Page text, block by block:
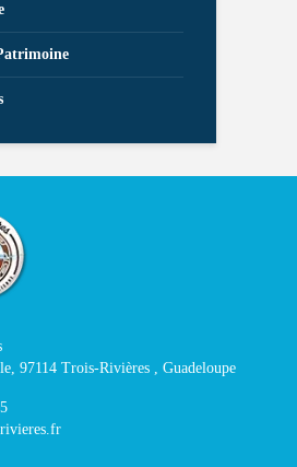
97114 Trois-Rivières , Guadeloupe